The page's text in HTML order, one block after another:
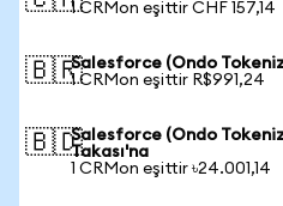
1 CRMon eşittir CHF 157,14
🇧🇷Salesforce (Ondo
1 CRMon eşittir R$991,24
🇧🇩Salesforce (Ondo
Takası'na
1 CRMon eşittir ৳24.001,14